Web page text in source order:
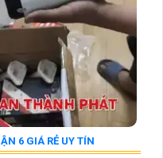
6 GIÁ RẺ UY TÍN